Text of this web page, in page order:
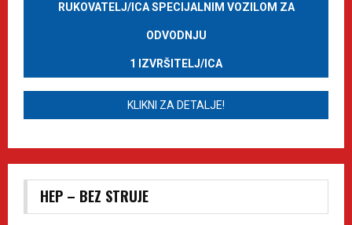
RUKOVATELJ/ICA SPECIJALNIM VOZILOM ZA
ODVODNJU
1 IZVRŠITELJ/ICA
KLIKNI ZA DETALJE!
HEP – BEZ STRUJE